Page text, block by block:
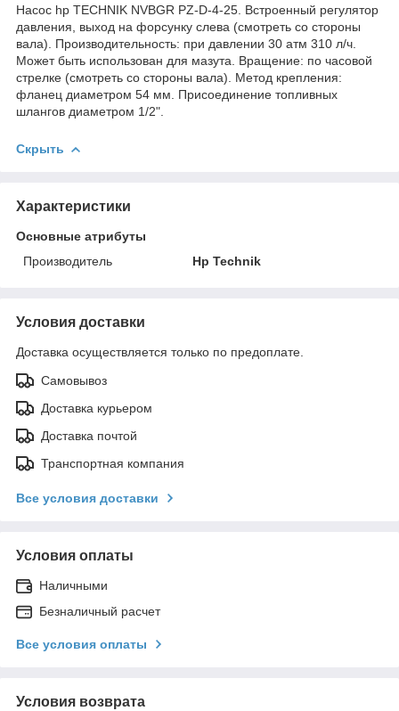
Насос hp TECHNIK NVBGR PZ-D-4-25. Встроенный регулятор
давления, выход на форсунку слева (смотреть со стороны
вала). Производительность: при давлении 30 атм 310 л/ч.
Может быть использован для мазута. Вращение: по часовой
стрелке (смотреть со стороны вала). Метод крепления:
фланец диаметром 54 мм. Присоединение топливных
шлангов диаметром 1/2".
Скрыть
Характеристики
Основные атрибуты
Производитель
Hp Technik
Условия доставки
Доставка осуществляется только по предоплате.
Самовывоз
Доставка курьером
Доставка почтой
Транспортная компания
Все условия доставки
Условия оплаты
Наличными
Безналичный расчет
Все условия оплаты
Условия возврата